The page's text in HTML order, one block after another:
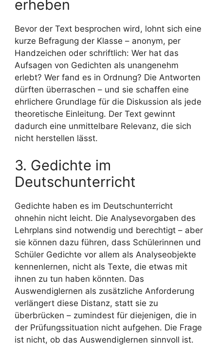
erheben
Bevor der Text besprochen wird, lohnt sich eine
kurze Befragung der Klasse – anonym, per
Handzeichen oder schriftlich: Wer hat das
Aufsagen von Gedichten als unangenehm
erlebt? Wer fand es in Ordnung? Die Antworten
dürften überraschen – und sie schaffen eine
ehrlichere Grundlage für die Diskussion als jede
theoretische Einleitung. Der Text gewinnt
dadurch eine unmittelbare Relevanz, die sich
nicht herstellen lässt.
3. Gedichte im
Deutschunterricht
Gedichte haben es im Deutschunterricht
ohnehin nicht leicht. Die Analysevorgaben des
Lehrplans sind notwendig und berechtigt – aber
sie können dazu führen, dass Schülerinnen und
Schüler Gedichte vor allem als Analyseobjekte
kennenlernen, nicht als Texte, die etwas mit
ihnen zu tun haben könnten. Das
Auswendiglernen als zusätzliche Anforderung
verlängert diese Distanz, statt sie zu
überbrücken – zumindest für diejenigen, die in
der Prüfungssituation nicht aufgehen. Die Frage
ist nicht, ob das Auswendiglernen sinnvoll ist.